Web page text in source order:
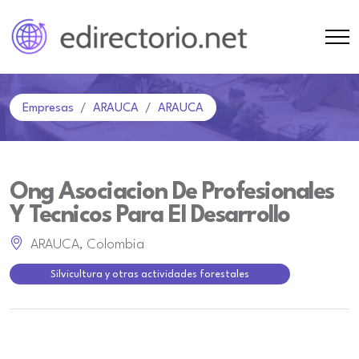
Empresas ARAUCA ARAUCA
Ong Asociacion De Profesionales
Y Tecnicos Para El Desarrollo
ARAUCA, Colombia
Silvicultura y otras actividades forestales